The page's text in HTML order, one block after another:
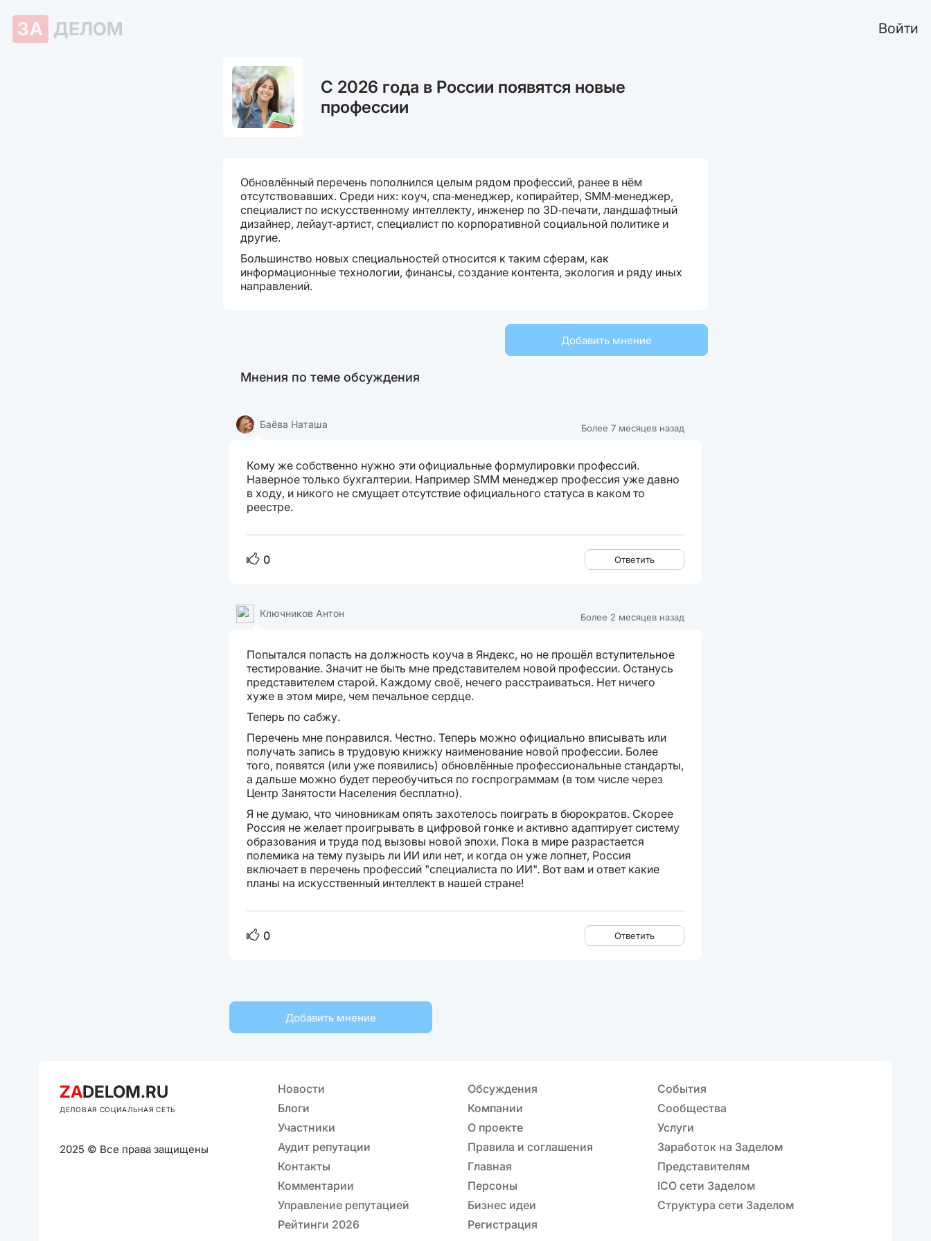
ЗА ДЕЛОМ Войти
С 2026 года в России появятся новые
профессии
Обновлённый перечень пополнился целым рядом профессий, ранее в нём
отсутствовавших. Среди них: коуч, спа‑менеджер, копирайтер, SMM‑менеджер,
специалист по искусственному интеллекту, инженер по 3D‑печати, ландшафтный
дизайнер, лейаут‑артист, специалист по корпоративной социальной политике и
другие.
Большинство новых специальностей относится к таким сферам, как
информационные технологии, финансы, создание контента, экология и ряду иных
направлений.
Добавить мнение
Мнения по теме обсуждения
Более 7 месяцев назад
Баёва Наташа
Кому же собственно нужно эти официальные формулировки профессий.
Наверное только бухгалтерии. Например SMM менеджер профессия уже давно
в ходу, и никого не смущает отсутствие официального статуса в каком то
реестре.
0 Ответить
Более 2 месяцев назад
Ключников Антон
Попытался попасть на должность коуча в Яндекс, но не прошёл вступительное
тестирование. Значит не быть мне представителем новой профессии. Останусь
представителем старой. Каждому своё, нечего расстраиваться. Нет ничего
хуже в этом мире, чем печальное сердце.
Теперь по сабжу.
Перечень мне понравился. Честно. Теперь можно официально вписывать или
получать запись в трудовую книжку наименование новой профессии. Более
того, появятся (или уже появились) обновлённые профессиональные стандарты,
а дальше можно будет переобучиться по госпрограммам (в том числе через
Центр Занятости Населения бесплатно).
Я не думаю, что чиновникам опять захотелось поиграть в бюрократов. Скорее
Россия не желает проигрывать в цифровой гонке и активно адаптирует систему
образования и труда под вызовы новой эпохи. Пока в мире разрастается
полемика на тему пузырь ли ИИ или нет, и когда он уже лопнет, Россия
включает в перечень профессий "специалиста по ИИ". Вот вам и ответ какие
планы на искусственный интеллект в нашей стране!
0 Ответить
Добавить мнение
ZADELOM.RU
ДЕЛОВАЯ СОЦИАЛЬНАЯ СЕТЬ
2025 © Все права защищены
Новости Обсуждения
События
Блоги
Компании
Сообщества
Участники
О проекте
Услуги
Аудит репутации
Правила и соглашения
Заработок на Заделом
Контакты
Главная
Представителям
Комментарии
Персоны
ICO сети Заделом
Управление репутацией
Бизнес идеи
Структура сети Заделом
Рейтинги 2026
Регистрация